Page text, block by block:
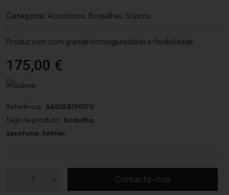
Categoria: Acessórios Boquilhas Sopros
Produz som com grande homogeneidade e flexibilidade.
175,00 €
Referência: AASSEB190170
Tags de produto: boquilha
saxofone Selmer
- + Contacte-nos